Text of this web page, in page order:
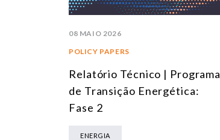
08 MAIO 2026
POLICY PAPERS
Relatório Técnico | Programa
de Transição Energética:
Fase 2
ENERGIA